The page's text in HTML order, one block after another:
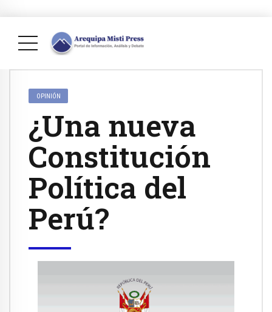
OPINIÓN
¿Una nueva
Constitución
Política del
Perú?